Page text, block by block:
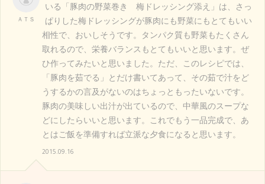
ＡＴＳ
いる「豚肉の野菜巻き 梅ドレッシング添え」は、さっ
ぱりした梅ドレッシングが豚肉にも野菜にもとてもいい
相性で、おいしそうです。タンパク質も野菜もたくさん
取れるので、栄養バランスもとてもいいと思います。ぜ
ひ作ってみたいと思いました。ただ、このレシピでは、
「豚肉を茹でる」とだけ書いてあって、その茹で汁をど
うするかの言及がないのはちょっともったいないです。
豚肉の美味しい出汁が出ているので、中華風のスープな
どにしたらいいと思います。これでもう一品完成で、あ
とはご飯を準備すれば立派な夕食になると思います。
2015.09.16